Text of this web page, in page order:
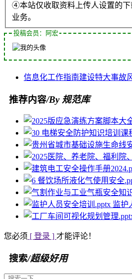
④本站仅收取资料上传人设置的下
业务。
投稿会员：阿宏
信息化工作指南建设特大事故
推荐内容/By 规范库
监护
您必须 [ 登录 ] 才能评论！
搜索/超级好用